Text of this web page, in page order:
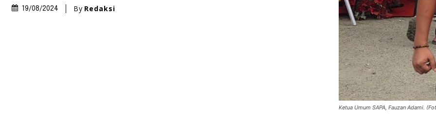
19/08/2024 By Redaksi
Ketua Umum SAPA, Fauzan Adami.